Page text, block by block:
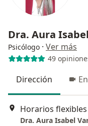
Dra. Aura
Psicólogo · Ver más
49
Dirección